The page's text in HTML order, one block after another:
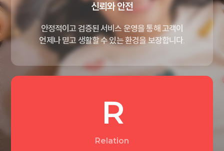
신뢰와 안전
안정적이고 검증된 서비스운영을 통해 고객이
언제나 믿고 생활할 수 있는 환경을 보장합니다.
R
Relation